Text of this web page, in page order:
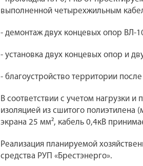
выполненной четырехжильным
- демонтаж двух концевых опор ВЛ-
- установка двух концевых опор и
- благоустройство территории
В соответствии с учетом нагрузки
изоляцией из сшитого
экрана 25 мм², кабель 0,4кВ
Реализация планируемой
средства РУП «Брестэнерго».